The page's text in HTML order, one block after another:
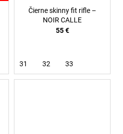
Čierne skinny fit rifle –
NOIR CALLE
55 €
31 32 33